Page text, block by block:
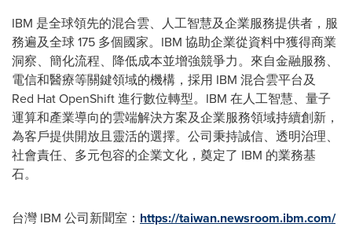
IBM 是全球領先的混合雲、人工智慧及企業服務提供者，服
務遍及全球 175 多個國家。IBM 協助企業從資料中獲得商業
洞察、簡化流程、降低成本並增強競爭力。來自金融服務、
電信和醫療等關鍵領域的機構，採用 IBM 混合雲平台及
Red Hat OpenShift 進行數位轉型。IBM 在人工智慧、量子
運算和產業導向的雲端解決方案及企業服務領域持續創新，
為客戶提供開放且靈活的選擇。公司秉持誠信、透明治理、
社會責任、多元包容的企業文化，奠定了 IBM 的業務基
石。
台灣 IBM 公司新聞室： https://taiwan.newsroom.ibm.com/